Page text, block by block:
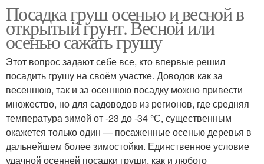
Посадка груш осенью и весной в
открытый грунт. Весной или
осенью сажать грушу
Этот вопрос задают себе все, кто впервые решил
посадить грушу на своём участке. Доводов как за
весеннюю, так и за осеннюю посадку можно привести
множество, но для садоводов из регионов, где средняя
температура зимой от -23 до -34 °С, существенным
окажется только один — посаженные осенью деревья в
дальнейшем более зимостойки. Единственное условие
удачной осенней посадки груши, как и любого